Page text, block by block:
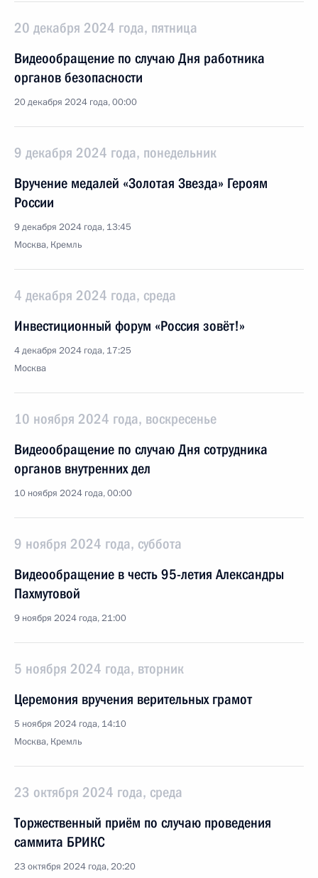
20 декабря 2024 года, пятница
Видеообращение по случаю Дня работника
органов безопасности
20 декабря 2024 года, 00:00
9 декабря 2024 года, понедельник
Вручение медалей «Золотая Звезда» Героям
России
9 декабря 2024 года, 13:45
Москва, Кремль
4 декабря 2024 года, среда
Инвестиционный форум «Россия зовёт!»
4 декабря 2024 года, 17:25
Москва
10 ноября 2024 года, воскресенье
Видеообращение по случаю Дня сотрудника
органов внутренних дел
10 ноября 2024 года, 00:00
9 ноября 2024 года, суббота
Видеообращение в честь 95-летия Александры
Пахмутовой
9 ноября 2024 года, 21:00
5 ноября 2024 года, вторник
Церемония вручения верительных грамот
5 ноября 2024 года, 14:10
Москва, Кремль
23 октября 2024 года, среда
Торжественный приём по случаю проведения
саммита БРИКС
23 октября 2024 года, 20:20